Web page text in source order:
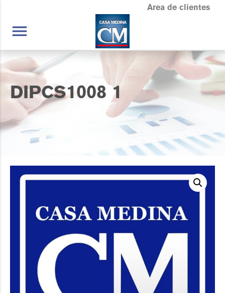
Area de clientes
menu
DIPCS1008 1